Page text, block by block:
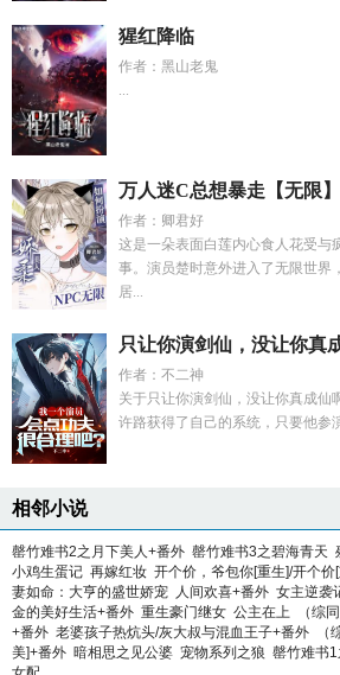
猩红降临
作者：黑山老鬼
...
万人迷C总想暴走【无限】
作者：卿君好
这是一朵表面白莲内心食人花受与
事。演员楚时意外进入了无限世界
居...
只让你演剑仙，没让你真
作者：不二神
关于只让你演剑仙，没让你真成仙
许路获得了自己的系统，只要他参
相邻小说
罄竹难书2之月下美人+番外 罄竹难书3之碧海青天
小鸡生蛋记 再嫁红妆 开个价，爷包你[重生]/开个价
妻如命：大亨的盛世娇宠 人间欢喜+番外 女主逆袭
金的美好生活+番外 重生豪门继女 公主在上
（综
+番外 老婆孩子热炕头/灰大叔与混血王子+番外
美]+番外 暗相思之见公婆 宠物系列之狼 罄竹难书